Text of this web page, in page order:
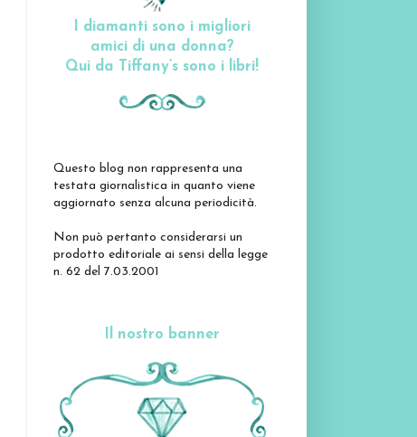
I diamanti sono i migliori
amici di una donna?
Qui da Tiffany’s sono i libri!
Questo blog non rappresenta una
testata giornalistica in quanto viene
aggiornato senza alcuna periodicità.
Non può pertanto considerarsi un
prodotto editoriale ai sensi della legge
n. 62 del 7.03.2001
Il nostro banner